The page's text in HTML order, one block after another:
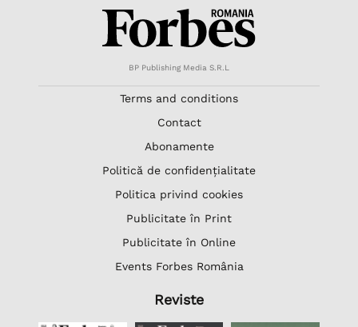
BP Publishing Media S.R.L
Terms and conditions
Contact
Abonamente
Politică de confidențialitate
Politica privind cookies
Publicitate în Print
Publicitate în Online
Events Forbes România
Reviste